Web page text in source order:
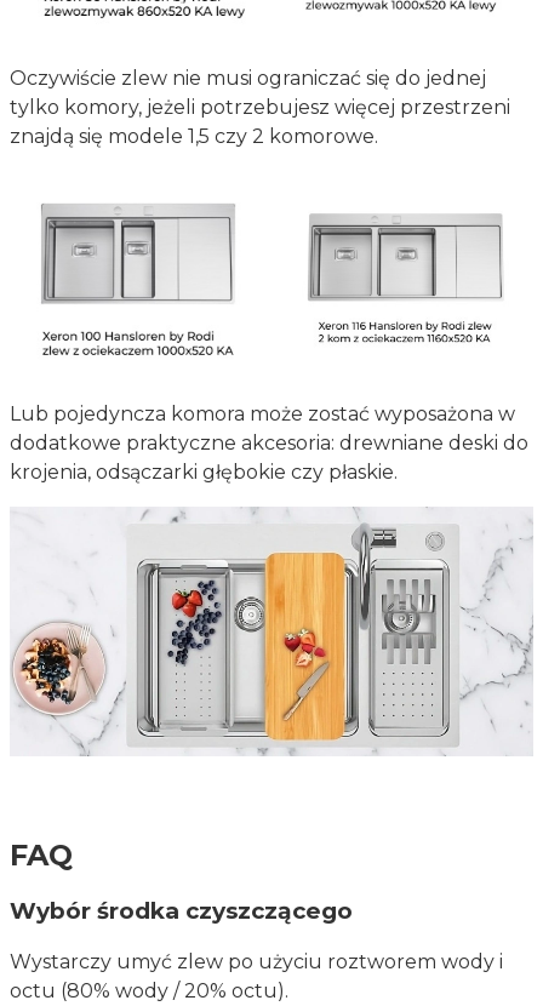
Oczywiście zlew nie musi ograniczać się do jednej
tylko komory, jeżeli potrzebujesz więcej przestrzeni
znajdą się modele 1,5 czy 2 komorowe.
Lub pojedyncza komora może zostać wyposażona w
dodatkowe praktyczne akcesoria: drewniane deski do
krojenia, odsączarki głębokie czy płaskie.
FAQ
Wybór środka czyszczącego
Wystarczy umyć zlew po użyciu roztworem wody i
octu (80% wody / 20% octu).